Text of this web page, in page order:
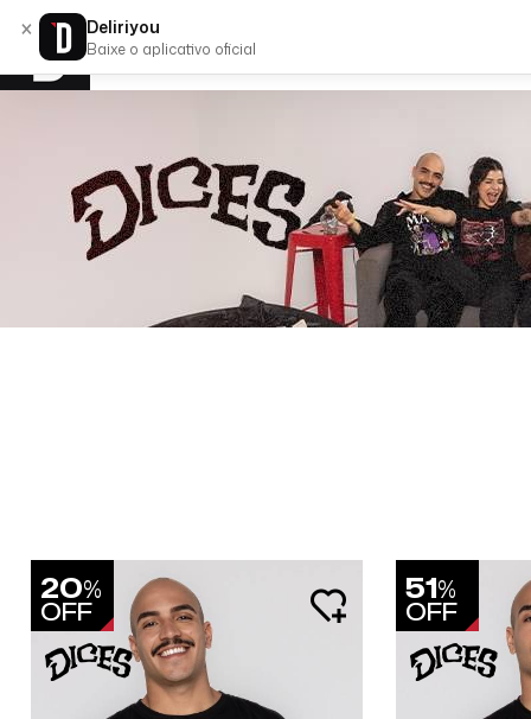
Tamanho
Preço
20%
OFF
51%
OFF
× Deliriyou
Baixe o aplicativo oficial